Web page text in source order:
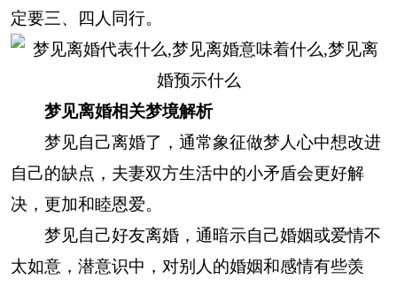
定要三、四人同行。
梦见离婚相关梦境解析
梦见自己离婚了，通常象征做梦人心中想改进
自己的缺点，夫妻双方生活中的小矛盾会更好解
决，更加和睦恩爱。
梦见自己好友离婚，通暗示自己婚姻或爱情不
太如意，潜意识中，对别人的婚姻和感情有些羡